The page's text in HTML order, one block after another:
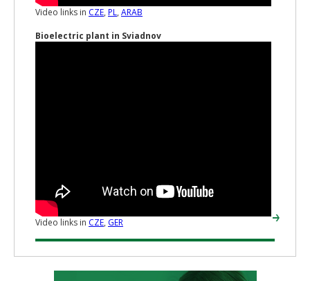
Video links in CZE, PL, ARAB
Bioelectric plant in Sviadnov
Video links in CZE, GER